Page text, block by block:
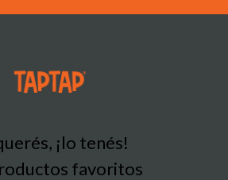
¡lo tenés!
favoritos